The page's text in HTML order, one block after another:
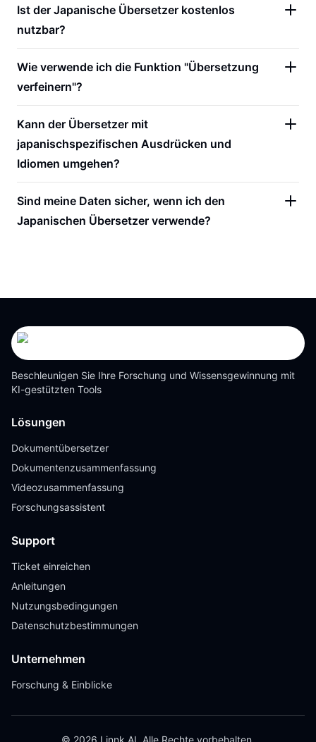
Ist der Japanische Übersetzer kostenlos
nutzbar?
Wie verwende ich die Funktion "Übersetzung
verfeinern"?
Kann der Übersetzer mit
japanischspezifischen Ausdrücken und
Idiomen umgehen?
Sind meine Daten sicher, wenn ich den
Japanischen Übersetzer verwende?
Beschleunigen Sie Ihre Forschung und Wissensgewinnung mit
KI-gestützten Tools
Lösungen
Dokumentübersetzer
Dokumentenzusammenfassung
Videozusammenfassung
Forschungsassistent
Support
Ticket einreichen
Anleitungen
Nutzungsbedingungen
Datenschutzbestimmungen
Unternehmen
Forschung & Einblicke
© 2026 Linnk AI. Alle Rechte vorbehalten.